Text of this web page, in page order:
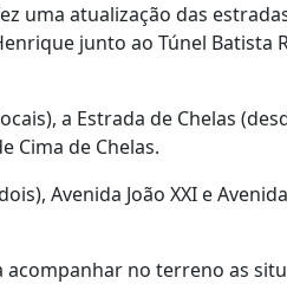
uma atualização das
junto ao Túnel Batista
a Estrada de Chelas
Cima de Chelas.
Avenida João XXI e
acompanhar no terreno as